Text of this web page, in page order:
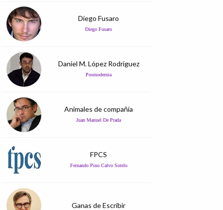
Diego Fusaro
Diego Fusaro
Daniel M. López Rodríguez
Posmodernia
Animales de compañía
Juan Manuel De Prada
FPCS
Fernando Pino Calvo Sotelo
Ganas de Escribir